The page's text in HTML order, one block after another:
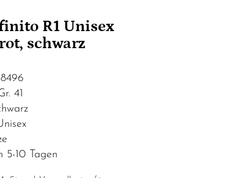
R1 Unisex
schwarz
41
5-10 Tagen